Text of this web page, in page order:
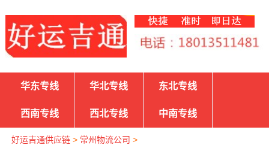
华东专线 华北专线 东北专线
西南专线 西北专线 中南专线
好运吉通供应链> 常州物流公司 >